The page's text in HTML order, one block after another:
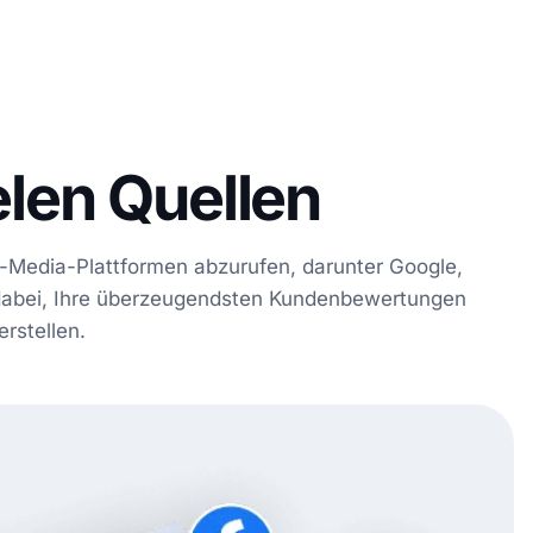
Quellen
Plattformen abzurufen, darunter Google,
Ihre überzeugendsten Kundenbewertungen